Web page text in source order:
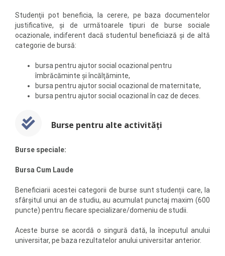
Studenţii pot beneficia, la cerere, pe baza documentelor
justificative, şi de următoarele tipuri de burse sociale
ocazionale, indiferent dacă studentul beneficiază şi de altă
categorie de bursă:
bursa pentru ajutor social ocazional pentru
îmbrăcăminte și încălţăminte,
bursa pentru ajutor social ocazional de maternitate,
bursa pentru ajutor social ocazional în caz de deces.
Burse pentru alte activități
Burse speciale:
Bursa Cum Laude
Beneficiarii acestei categorii de burse sunt studenții care, la
sfârşitul unui an de studiu, au acumulat punctaj maxim (600
puncte) pentru fiecare specializare/domeniu de studii.
Aceste burse se acordă o singură dată, la începutul anului
universitar, pe baza rezultatelor anului universitar anterior.